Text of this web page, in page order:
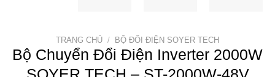
TRANG CHỦ / BỘ ĐỔI ĐIỆN SOYER TECH
Bộ Chuyển Đổi Điện Inverter 2000W